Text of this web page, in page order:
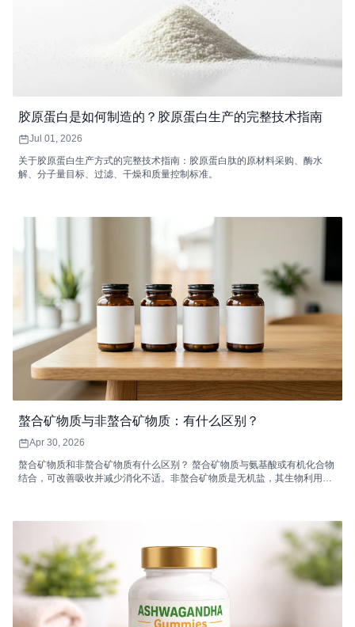
胶原蛋白是如何制造的？胶原蛋白生产的完整技术指南
Jul 01, 2026
关于胶原蛋白生产方式的完整技术指南：胶原蛋白肽的原材料采购、酶水
解、分子量目标、过滤、干燥和质量控制标准。
螯合矿物质与非螯合矿物质：有什么区别？
Apr 30, 2026
螯合矿物质和非螯合矿物质有什么区别？ 螯合矿物质与氨基酸或有机化合物
结合，可改善吸收并减少消化不适。非螯合矿物质是无机盐，其生物利​​用度